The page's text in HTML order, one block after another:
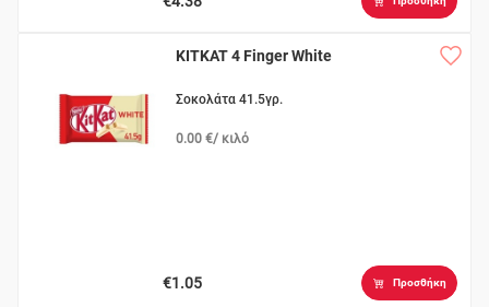
KITKAT 4 Finger White
Σοκολάτα 41.5γρ.
0.00 €/ κιλό
€1.05 Προσθήκη